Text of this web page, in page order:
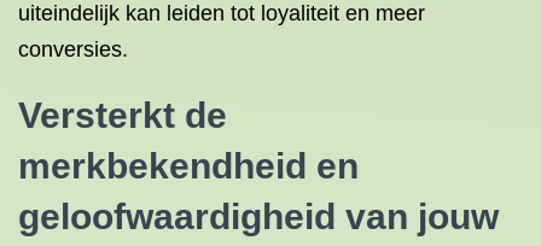
uiteindelijk kan leiden tot loyaliteit en meer
conversies.
Versterkt de
merkbekendheid en
geloofwaardigheid van jouw